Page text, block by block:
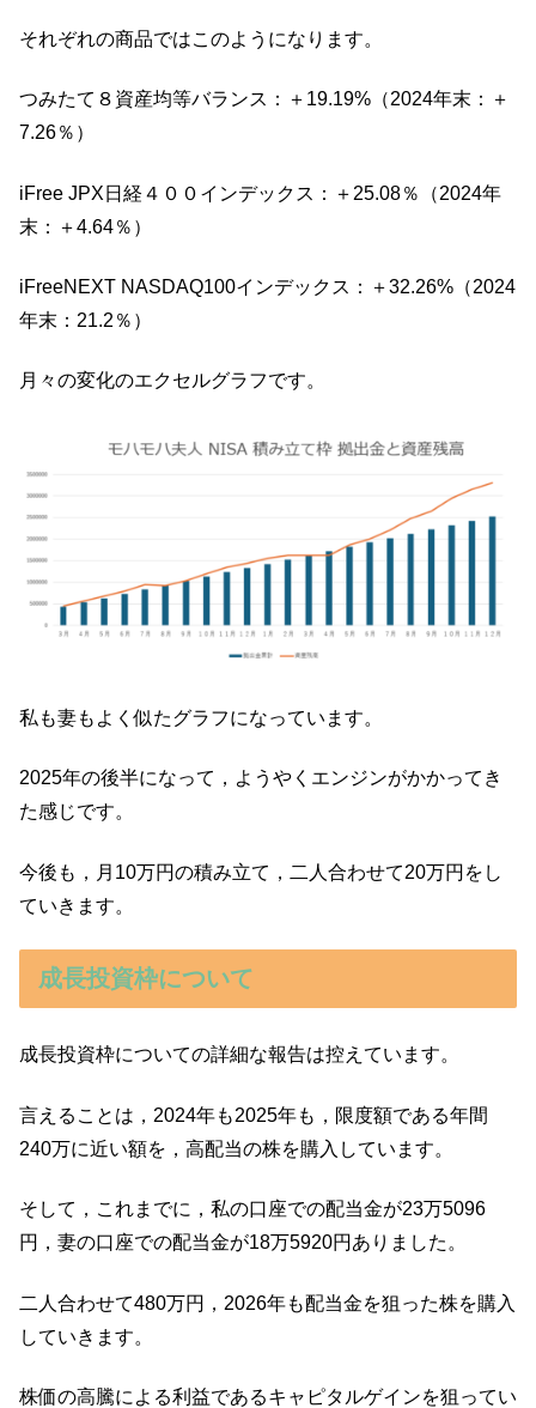
それぞれの商品ではこのようになります。
つみたて８資産均等バランス：＋19.19%（2024年末：＋
7.26％）
iFree JPX日経４００インデックス：＋25.08％（2024年
末：＋4.64％）
iFreeNEXT NASDAQ100インデックス：＋32.26%（2024
年末：21.2％）
月々の変化のエクセルグラフです。
私も妻もよく似たグラフになっています。
2025年の後半になって，ようやくエンジンがかかってき
た感じです。
今後も，月10万円の積み立て，二人合わせて20万円をし
ていきます。
成長投資枠について
成長投資枠についての詳細な報告は控えています。
言えることは，2024年も2025年も，限度額である年間
240万に近い額を，高配当の株を購入しています。
そして，これまでに，私の口座での配当金が23万5096
円，妻の口座での配当金が18万5920円ありました。
二人合わせて480万円，2026年も配当金を狙った株を購入
していきます。
株価の高騰による利益であるキャピタルゲインを狙ってい